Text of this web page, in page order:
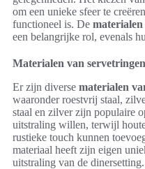
om een unieke sfeer te
functioneel is. De
een belangrijke rol, evenals
Materialen van servetringen
Er zijn diverse materialen
waaronder roestvrij staal,
staal en zilver zijn populaire
uitstraling willen, terwijl
rustieke touch kunnen
materiaal heeft zijn eigen
uitstraling van de dinersetting.